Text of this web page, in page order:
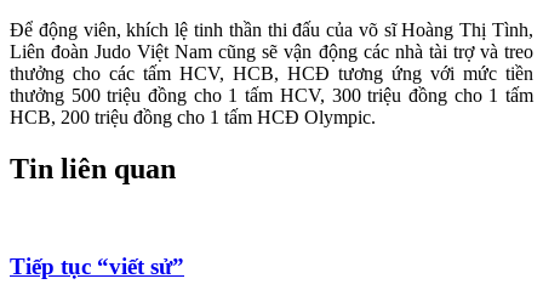
Để động viên, khích lệ tinh thần thi đấu của võ sĩ Hoàng Thị Tình,
Liên đoàn Judo Việt Nam cũng sẽ vận động các nhà tài trợ và treo
thưởng cho các tấm HCV, HCB, HCĐ tương ứng với mức tiền
thưởng 500 triệu đồng cho 1 tấm HCV, 300 triệu đồng cho 1 tấm
HCB, 200 triệu đồng cho 1 tấm HCĐ Olympic.
Tin liên quan
Tiếp tục “viết sử”